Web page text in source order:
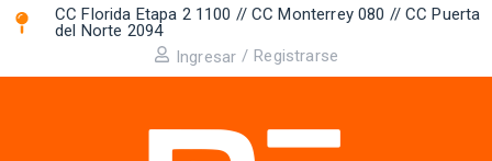
CC Florida Etapa 2 1100 // CC Monterrey 080 // CC Puerta
del Norte 2094 ​
Ingresar / Registrarse